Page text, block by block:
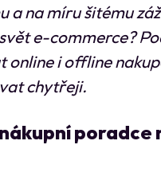
a na míru šitému
e-commerce?
online i offline
chytřeji.
poradce